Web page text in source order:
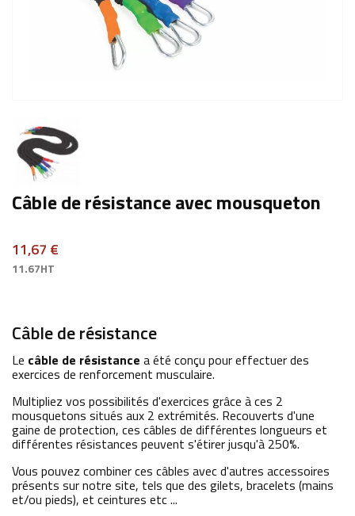
Câble de résistance avec mousqueton
11,67 €
11.67HT
Câble de résistance
Le câble de résistance a été conçu pour effectuer des
exercices de renforcement musculaire.
Multipliez vos possibilités d'exercices grâce à ces 2
mousquetons situés aux 2 extrémités. Recouverts d'une
gaine de protection, ces câbles de différentes longueurs et
différentes résistances peuvent s'étirer jusqu'à 250%.
Vous pouvez combiner ces câbles avec d'autres accessoires
présents sur notre site, tels que des gilets, bracelets (mains
et/ou pieds), et ceintures etc ...